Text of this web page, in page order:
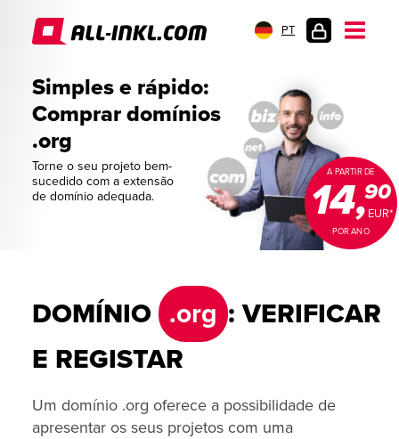
PT
CLIENTE
Simples e rápido:
Comprar domínios
.org
Torne o seu projeto bem-
sucedido com a extensão
de domínio adequada.
A PARTIR DE
14,EUR*
90
POR ANO
DOMÍNIO .org : VERIFICAR
E REGISTAR
Um domínio .org oferece a possibilidade de
apresentar os seus projetos com uma